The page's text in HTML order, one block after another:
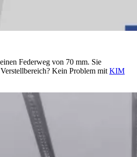
Federweg von 70 mm. Sie
Kein Problem mit KIM